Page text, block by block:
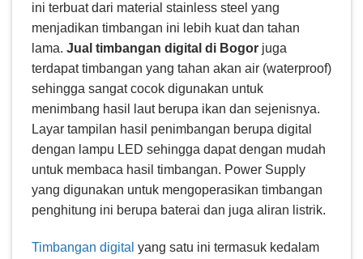
ini terbuat dari material stainless steel yang
menjadikan timbangan ini lebih kuat dan tahan
lama. Jual timbangan digital di Bogor juga
terdapat timbangan yang tahan akan air (waterproof)
sehingga sangat cocok digunakan untuk
menimbang hasil laut berupa ikan dan sejenisnya.
Layar tampilan hasil penimbangan berupa digital
dengan lampu LED sehingga dapat dengan mudah
untuk membaca hasil timbangan. Power Supply
yang digunakan untuk mengoperasikan timbangan
penghitung ini berupa baterai dan juga aliran listrik.
Timbangan digital yang satu ini termasuk kedalam